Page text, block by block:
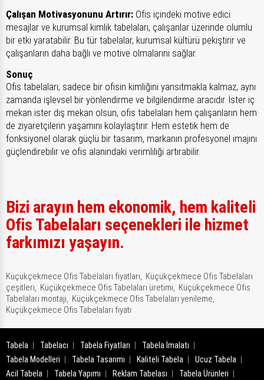
Çalışan Motivasyonunu Artırır: Ofis içindeki motive edici
mesajlar ve kurumsal kimlik tabelaları, çalışanlar üzerinde olumlu
bir etki yaratabilir. Bu tür tabelalar, kurumsal kültürü pekiştirir ve
çalışanların daha bağlı ve motive olmalarını sağlar.
Sonuç
Ofis tabelaları, sadece bir ofisin kimliğini yansıtmakla kalmaz, aynı
zamanda işlevsel bir yönlendirme ve bilgilendirme aracıdır. İster iç
mekan ister dış mekan olsun, ofis tabelaları hem çalışanların hem
de ziyaretçilerin yaşamını kolaylaştırır. Hem estetik hem de
fonksiyonel olarak güçlü bir tasarım, markanın profesyonel imajını
güçlendirebilir ve ofis alanındaki verimliliği artırabilir.
Bizi arayın hem ekonomik, hem kaliteli
Ofis Tabelaları seçenekleri ile hizmet
farkımızı yaşayın.
Küçükçekmece Ofis Tabelaları fiyatları, Küçükçekmece Ofis Tabelaları
çeşitleri, Küçükçekmece Ofis Tabelaları üretimi, Küçükçekmece Ofis
Tabelaları montajı, Küçükçekmece Ofis Tabelaları yenileme,
Küçükçekmece Ofis Tabelaları fiyatı
Tabela Tabelacı Tabela Fiyatları
Tabela İmalatı
Tabela Modelleri
Tabela Tasarımı Kaliteli Tabela
Ucuz Tabela
Acil Tabela
Tabela Yapımı Reklam Tabelası
Tabela Ürünleri